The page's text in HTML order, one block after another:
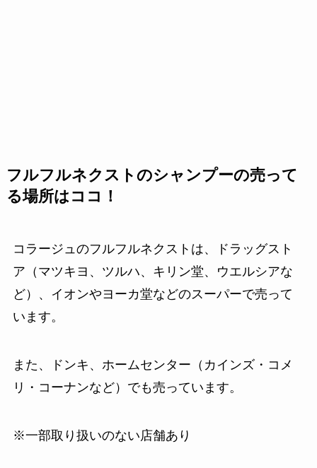
フルフルネクストのシャンプーの売って
る場所はココ！
コラージュのフルフルネクストは、ドラッグスト
ア（マツキヨ、ツルハ、キリン堂、ウエルシアな
ど）、イオンやヨーカ堂などのスーパーで売って
います。
また、ドンキ、ホームセンター（カインズ・コメ
リ・コーナンなど）でも売っています。
※一部取り扱いのない店舗あり